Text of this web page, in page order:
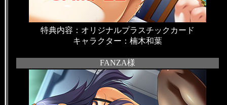
特典内容：オリジナルプラスチックカード
キャラクター：楠木和葉
FANZA様